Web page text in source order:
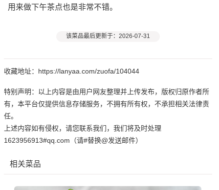
用来做下午茶点也是非常不错。
该菜品最后更新于：2026-07-31
收藏地址：https://lanyaa.com/zuofa/104044
特别声明：以上内容是由用户网友整理并上传发布，版权归原作者所
有，本平台仅提供信息存储服务，不拥有所有权，不承担相关法律责
任。
上述内容如有侵权，请您联系我们，我们将及时处理
1623956913#qq.com（请#替换@发送邮件）
相关菜品